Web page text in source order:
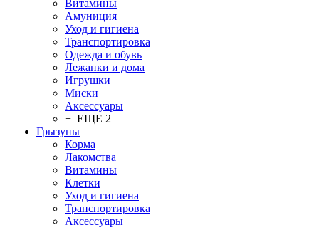
Витамины
Амуниция
Уход и гигиена
Транспортировка
Одежда и обувь
Лежанки и дома
Игрушки
Миски
Аксессуары
+ ЕЩЕ 2
Грызуны
Корма
Лакомства
Витамины
Клетки
Уход и гигиена
Транспортировка
Аксессуары